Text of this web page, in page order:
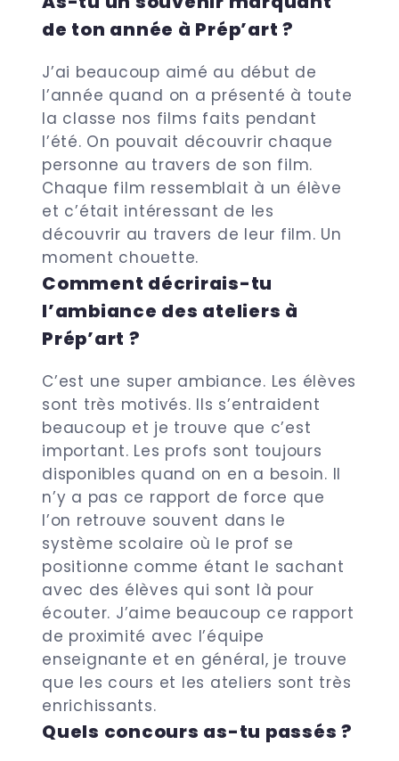
de ton année à Prép’art ?
J’ai beaucoup aimé au début de
l’année quand on a présenté à toute
la classe nos films faits pendant
l’été. On pouvait découvrir chaque
personne au travers de son film.
Chaque film ressemblait à un élève
et c’était intéressant de les
découvrir au travers de leur film. Un
moment chouette.
Comment décrirais-tu
l’ambiance des ateliers à
Prép’art ?
C’est une super ambiance. Les élèves
sont très motivés. Ils s’entraident
beaucoup et je trouve que c’est
important. Les profs sont toujours
disponibles quand on en a besoin. Il
n’y a pas ce rapport de force que
l’on retrouve souvent dans le
système scolaire où le prof se
positionne comme étant le sachant
avec des élèves qui sont là pour
écouter. J’aime beaucoup ce rapport
de proximité avec l’équipe
enseignante et en général, je trouve
que les cours et les ateliers sont très
enrichissants.
Quels concours as-tu passés ?